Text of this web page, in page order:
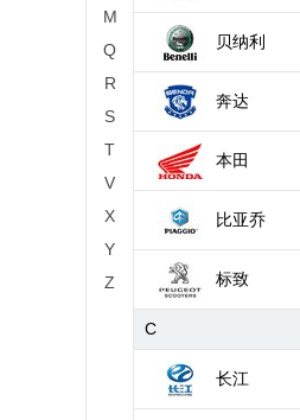
M
Q
R
S
T
V
X
Y
Z
贝纳利
奔达
本田
比亚乔
标致
C
长江